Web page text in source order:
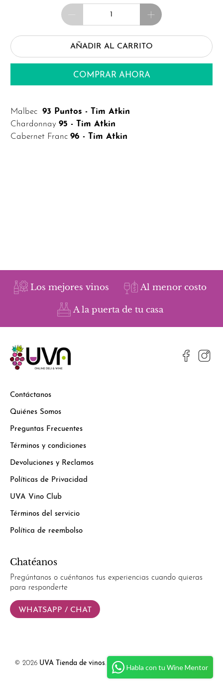
Cantidad
AÑADIR AL CARRITO
COMPRAR AHORA
Malbec93 Puntos - Tim Atkin
Chardonnay95 - Tim Atkin
Cabernet Franc96 - Tim Atkin
Los mejores vinos Al menor costo
A la puerta de tu casa
Contáctanos
Quiénes Somos
Preguntas Frecuentes
Términos y condiciones
Devoluciones y Reclamos
Políticas de Privacidad
UVA Vino Club
Términos del servicio
Política de reembolso
Chatéanos
Pregúntanos o cuéntanos tus experiencias cuando quieras
para responderte
WHATSAPP / CHAT
© 2026 UVA Tienda de vinos. Powered byHabla con tu Wine Mentor